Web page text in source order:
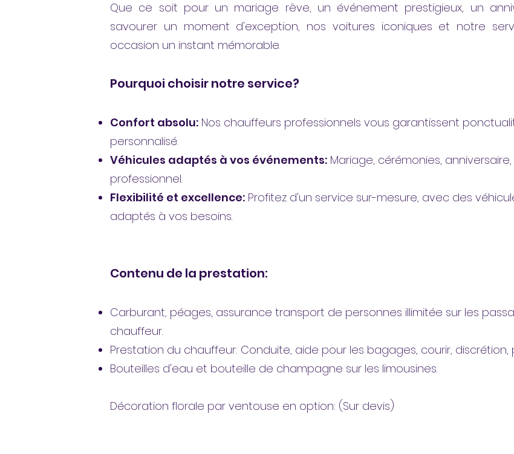
Que ce soit pour un mariage rêve, un événement prestigieux, un
savourer un moment d'exception, nos voitures iconiques et notre
occasion un instant mémorable.
Pourquoi choisir notre service?
Confort absolu: Nos chauffeurs professionnels vous garantissent
personnalisé.
Véhicules adaptés à vos événements: Mariage, cérémonies,
professionnel.
Flexibilité et excellence: Profitez d'un service sur-mesure, avec des
adaptés à vos besoins.
Contenu de la prestation:
Carburant, péages, assurance transport de personnes illimitée sur les
chauffeur.
Prestation du chauffeur: Conduite, aide pour les bagages, courir,
Bouteilles d'eau et bouteille de champagne sur les limousines.
Décoration florale par ventouse en option: (Sur devis)